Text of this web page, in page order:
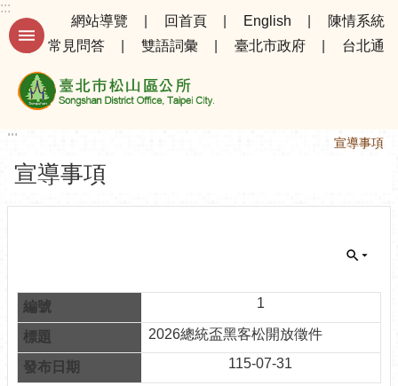
跳到主要內容區塊
進
搜
告
務
專
區
機
:::
網站導覽
回首頁 English
陳情系統
常見問答
雙語詞彙 臺北市政府 台北通
:::
:::
宣導事項
宣導事項
1
2026總統盃黑客松開放徵件
115-07-31